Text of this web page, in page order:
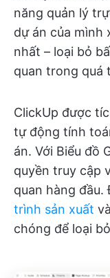
năng quản lý
dự án của mình
nhất – loại bỏ
quan trong quá
ClickUp được
tự động tính
án. Với Biểu đồ
quyền truy cập
quan hàng đầu.
trình sản xuất
chóng để loại